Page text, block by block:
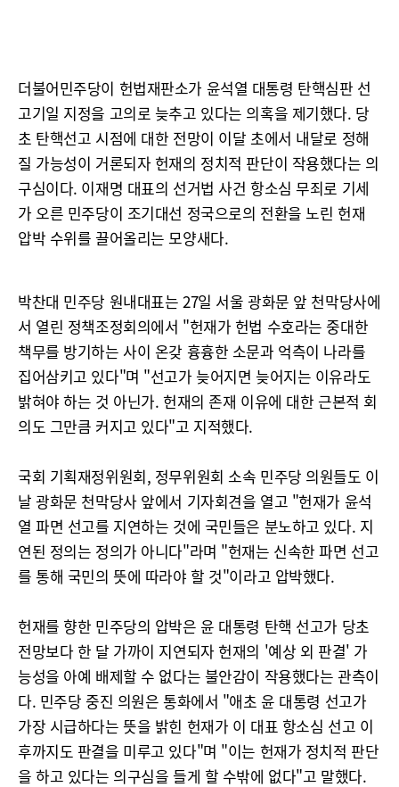
더불어민주당이 헌법재판소가 윤석열 대통령 탄핵심판 선
고기일 지정을 고의로 늦추고 있다는 의혹을 제기했다. 당
초 탄핵선고 시점에 대한 전망이 이달 초에서 내달로 정해
질 가능성이 거론되자 헌재의 정치적 판단이 작용했다는 의
구심이다. 이재명 대표의 선거법 사건 항소심 무죄로 기세
가 오른 민주당이 조기대선 정국으로의 전환을 노린 헌재
압박 수위를 끌어올리는 모양새다.
박찬대 민주당 원내대표는 27일 서울 광화문 앞 천막당사에
서 열린 정책조정회의에서 "헌재가 헌법 수호라는 중대한
책무를 방기하는 사이 온갖 흉흉한 소문과 억측이 나라를
집어삼키고 있다"며 "선고가 늦어지면 늦어지는 이유라도
밝혀야 하는 것 아닌가. 헌재의 존재 이유에 대한 근본적 회
의도 그만큼 커지고 있다"고 지적했다.
국회 기획재정위원회, 정무위원회 소속 민주당 의원들도 이
날 광화문 천막당사 앞에서 기자회견을 열고 "헌재가 윤석
열 파면 선고를 지연하는 것에 국민들은 분노하고 있다. 지
연된 정의는 정의가 아니다"라며 "헌재는 신속한 파면 선고
를 통해 국민의 뜻에 따라야 할 것"이라고 압박했다.
헌재를 향한 민주당의 압박은 윤 대통령 탄핵 선고가 당초
전망보다 한 달 가까이 지연되자 헌재의 '예상 외 판결' 가
능성을 아예 배제할 수 없다는 불안감이 작용했다는 관측이
다. 민주당 중진 의원은 통화에서 "애초 윤 대통령 선고가
가장 시급하다는 뜻을 밝힌 헌재가 이 대표 항소심 선고 이
후까지도 판결을 미루고 있다"며 "이는 헌재가 정치적 판단
을 하고 있다는 의구심을 들게 할 수밖에 없다"고 말했다.